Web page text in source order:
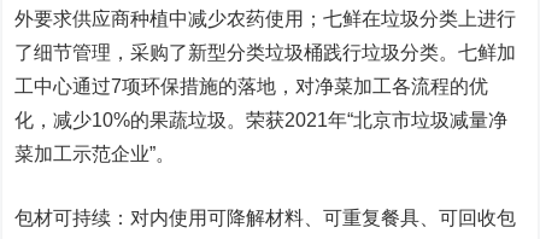
外要求供应商种植中减少农药使用；七鲜在垃圾分类上进行
了细节管理，采购了新型分类垃圾桶践行垃圾分类。七鲜加
工中心通过7项环保措施的落地，对净菜加工各流程的优
化，减少10%的果蔬垃圾。荣获2021年“北京市垃圾减量净
菜加工示范企业”。
包材可持续：对内使用可降解材料、可重复餐具、可回收包